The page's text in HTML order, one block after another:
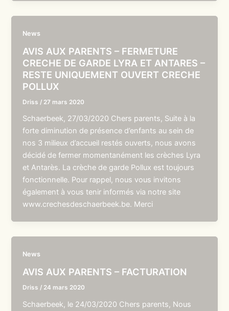
News
AVIS AUX PARENTS – FERMETURE
CRECHE DE GARDE LYRA ET ANTARES –
RESTE UNIQUEMENT OUVERT CRECHE
POLLUX
Driss / 27 mars 2020
Schaerbeek, 27/03/2020 Chers parents, Suite à la
forte diminution de présence d’enfants au sein de
nos 3 milieux d’accueil restés ouverts, nous avons
décidé de fermer momentanément les crèches Lyra
et Antarès. La crèche de garde Pollux est toujours
fonctionnelle. Pour rappel, nous vous invitons
également à vous tenir informés via notre site
www.crechesdeschaerbeek.be. Merci
News
AVIS AUX PARENTS – FACTURATION
Driss / 24 mars 2020
Schaerbeek, le 24/03/2020 Chers parents, Nous